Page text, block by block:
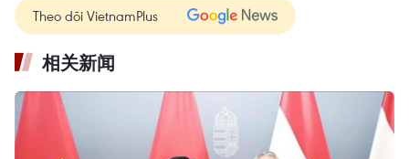
Theo dõi VietnamPlus
相关新闻